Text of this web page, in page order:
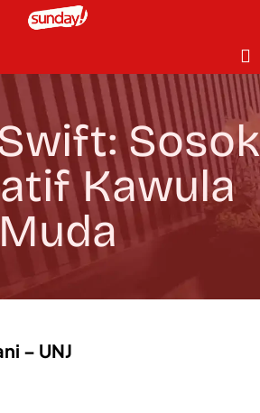
Sosok
Kawula
Muda
– UNJ